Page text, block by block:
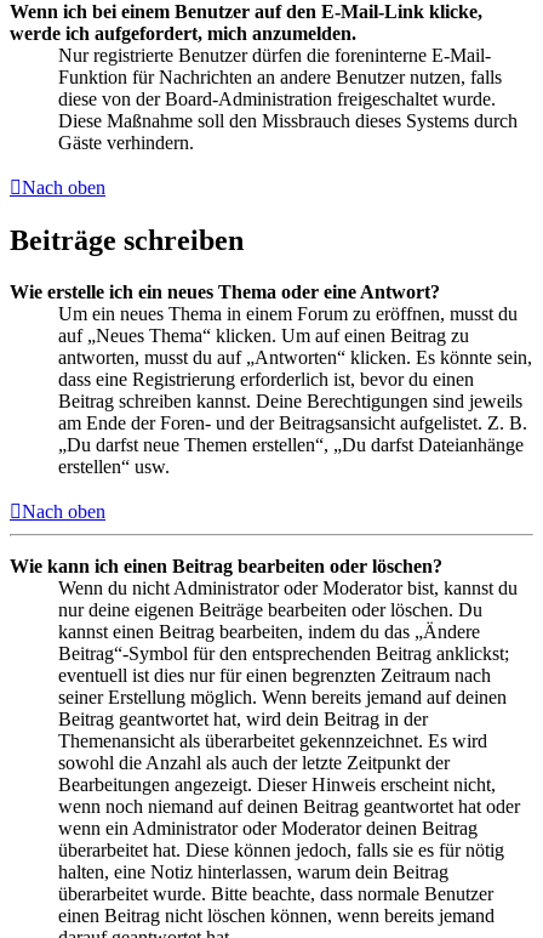
Wenn ich bei einem Benutzer auf den E-Mail-Link klicke,
werde ich aufgefordert, mich anzumelden.
Nur registrierte Benutzer dürfen die foreninterne E-Mail-
Funktion für Nachrichten an andere Benutzer nutzen, falls
diese von der Board-Administration freigeschaltet wurde.
Diese Maßnahme soll den Missbrauch dieses Systems durch
Gäste verhindern.
Nach oben
Beiträge schreiben
Wie erstelle ich ein neues Thema oder eine Antwort?
Um ein neues Thema in einem Forum zu eröffnen, musst du
auf „Neues Thema“ klicken. Um auf einen Beitrag zu
antworten, musst du auf „Antworten“ klicken. Es könnte sein,
dass eine Registrierung erforderlich ist, bevor du einen
Beitrag schreiben kannst. Deine Berechtigungen sind jeweils
am Ende der Foren- und der Beitragsansicht aufgelistet. Z. B.
„Du darfst neue Themen erstellen“, „Du darfst Dateianhänge
erstellen“ usw.
Nach oben
Wie kann ich einen Beitrag bearbeiten oder löschen?
Wenn du nicht Administrator oder Moderator bist, kannst du
nur deine eigenen Beiträge bearbeiten oder löschen. Du
kannst einen Beitrag bearbeiten, indem du das „Ändere
Beitrag“-Symbol für den entsprechenden Beitrag anklickst;
eventuell ist dies nur für einen begrenzten Zeitraum nach
seiner Erstellung möglich. Wenn bereits jemand auf deinen
Beitrag geantwortet hat, wird dein Beitrag in der
Themenansicht als überarbeitet gekennzeichnet. Es wird
sowohl die Anzahl als auch der letzte Zeitpunkt der
Bearbeitungen angezeigt. Dieser Hinweis erscheint nicht,
wenn noch niemand auf deinen Beitrag geantwortet hat oder
wenn ein Administrator oder Moderator deinen Beitrag
überarbeitet hat. Diese können jedoch, falls sie es für nötig
halten, eine Notiz hinterlassen, warum dein Beitrag
überarbeitet wurde. Bitte beachte, dass normale Benutzer
einen Beitrag nicht löschen können, wenn bereits jemand